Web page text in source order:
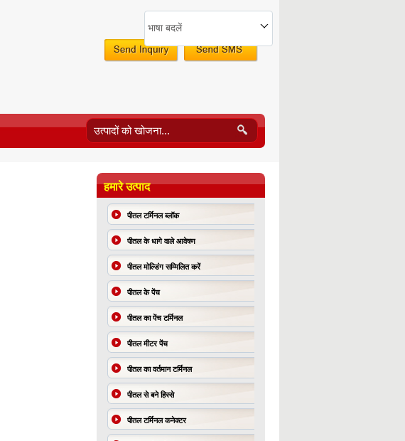
भाषा बदलें
हमारे उत्पाद
पीतल टर्मिनल ब्लॉक
पीतल के धागे वाले आवेषण
पीतल मोल्डिंग सम्मिलित करें
पीतल के पेंच
पीतल का पेंच टर्मिनल
पीतल मीटर पेंच
पीतल का वर्तमान टर्मिनल
पीतल से बने हिस्से
पीतल टर्मिनल कनेक्टर